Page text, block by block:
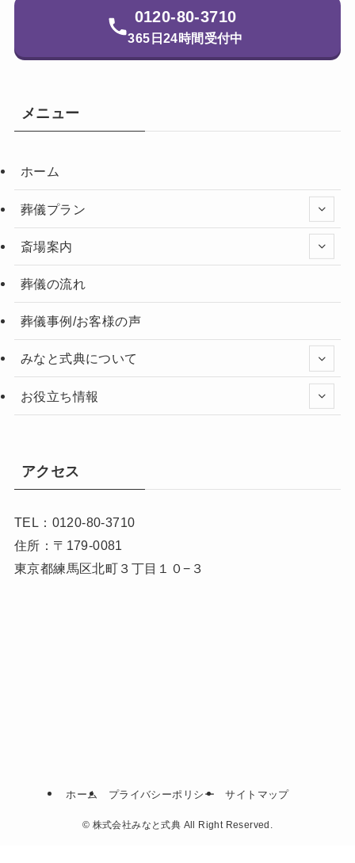
0120-80-3710
365日24時間受付中
メニュー
ホーム
葬儀プラン
斎場案内
葬儀の流れ
葬儀事例/お客様の声
みなと式典について
お役立ち情報
アクセス
TEL：0120-80-3710
住所：〒179-0081
東京都練馬区北町３丁目１０−３
ホーム プライバシーポリシー サイトマップ
© 株式会社みなと式典 All Right Reserved.